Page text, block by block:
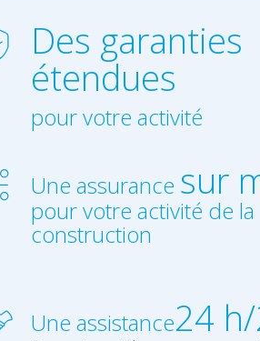
Des garanties
étendues
pour votre activité
Une assurance sur
pour votre activité de la
construction
Une assistance24